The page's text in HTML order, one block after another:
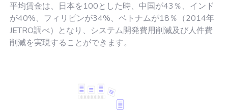
平均賃金は、日本を100とした時、中国が43％、インド
が40%、フィリピンが34%、ベトナムが18％（2014年
JETRO調べ）となり、システム開発費用削減及び人件費
削減を実現することができます。